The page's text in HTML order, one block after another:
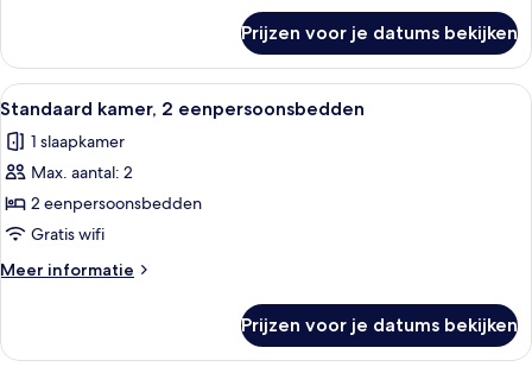
kamer
Prijzen voor je datums bekijken
Alle
foto's
voor
Standaard
kamer,
2
eenpersoonsbedden
laden
Een gang met een behang, houten
11
Standaard kamer, 2 eenpersoonsbedden
1 slaapkamer
Max. aantal: 2
2 eenpersoonsbedden
Gratis wifi
Meer informatie
Meer
kamer,
Prijzen voor je datums bekijken